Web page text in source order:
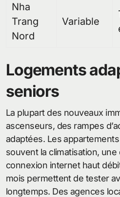
Nha
Trang
Nord
Variable
Logements
seniors
La plupart des nouveaux
ascenseurs, des rampes
adaptées. Les
souvent la climatisation,
connexion internet haut
mois permettent de tester
longtemps. Des agences